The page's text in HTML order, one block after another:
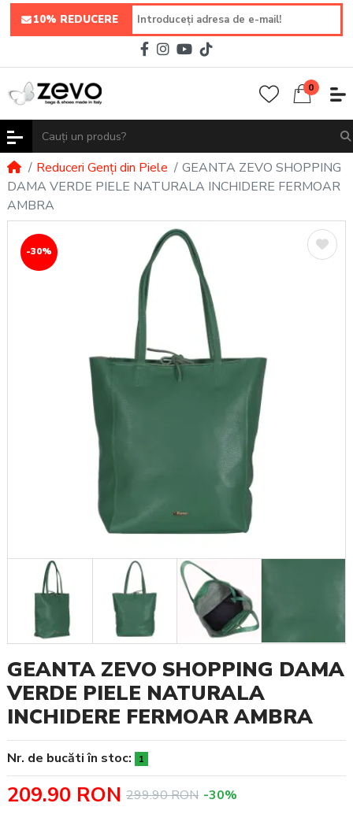
10% REDUCERE
0
Reduceri Genți din Piele
GEANTA ZEVO SHOPPING
DAMA VERDE PIELE NATURALA INCHIDERE FERMOAR
AMBRA
-30%
GEANTA ZEVO SHOPPING DAMA
VERDE PIELE NATURALA
INCHIDERE FERMOAR AMBRA
Nr. de bucăti în stoc: 1
209.90 RON 299.90 RON -30%